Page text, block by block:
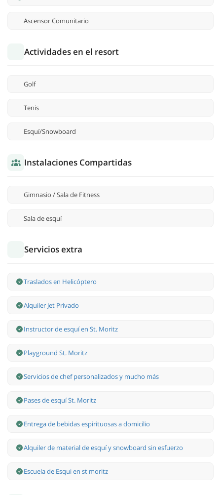
Ascensor Comunitario
Actividades en el resort
Golf
Tenis
Esquí/Snowboard
Instalaciones Compartidas
Gimnasio / Sala de Fitness
Sala de esquí
Servicios extra
Traslados en Helicóptero
Alquiler Jet Privado
Instructor de esquí en St. Moritz
Playground St. Moritz
Servicios de chef personalizados y mucho más
Pases de esquí St. Moritz
Entrega de bebidas espirituosas a domicilio
Alquiler de material de esquí y snowboard sin esfuerzo
Escuela de Esqui en st moritz